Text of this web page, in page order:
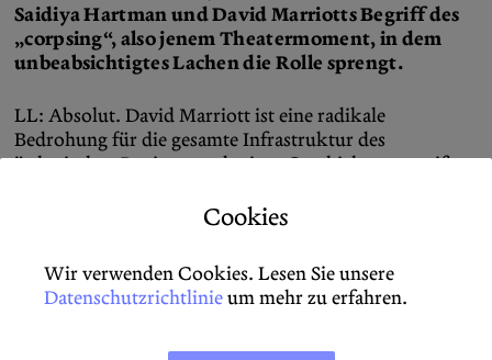
Saidiya Hartman und David Marriotts Begriff des
„corpsing“, also jenem Theatermoment, in dem
unbeabsichtigtes Lachen die Rolle sprengt.
LL: Absolut. David Marriott ist eine radikale
Bedrohung für die gesamte Infrastruktur des
ästhetischen Regimes und seiner Geschichte – er reißt
das Ästhetische an die Abjektion Schwarzen Fleisches
fetischistische Beziehung ermöglicht als ein
tatsächliches Zeugnis jenseits eines gewaltsamen Blicks.
Innerhalb dieses Regimes bleibt das Auslöschen
Cookies
Wir verwenden Cookies. Lesen Sie unsere
Datenschutzrichtlinieum mehr zu erfahren.